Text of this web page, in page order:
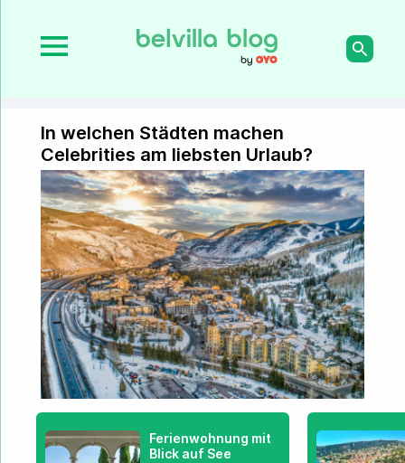
In welchen Städten machen
Celebrities am liebsten Urlaub?
Ferienwohnung mit
Blick auf See